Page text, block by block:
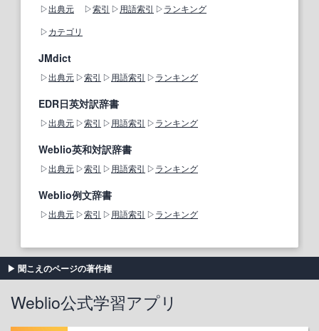
出典元 索引 用語索引
ランキング
カテゴリ
JMdict
出典元 索引 用語索引 ランキング
EDR日英対訳辞書
出典元 索引 用語索引 ランキング
Weblio英和対訳辞書
出典元 索引 用語索引 ランキング
Weblio例文辞書
出典元 索引 用語索引 ランキング
聞こえのページの著作権
Weblio公式学習アプリ